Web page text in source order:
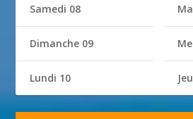
Samedi 08
Dimanche 09
Lundi 10